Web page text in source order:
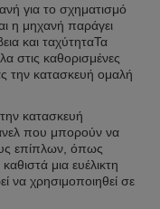
για το σχηματισμό
η μηχανή παράγει
και ταχύτηταΤα
στις καθορισμένες
την κατασκευή ομαλή
κατασκευή
που μπορούν να
επίπλων, όπως
μια ευέλικτη
να χρησιμοποιηθεί σε